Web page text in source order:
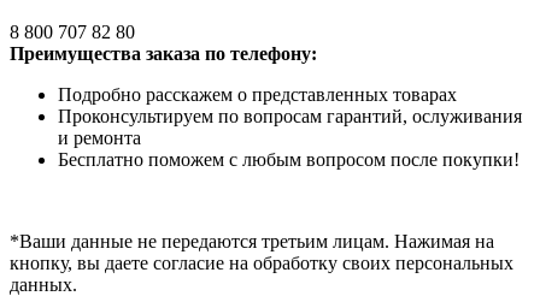
8 800 707 82 80
Преимущества заказа по телефону:
Подробно расскажем о представленных товарах
Проконсультируем по вопросам гарантий, ослуживания
и ремонта
Бесплатно поможем с любым вопросом после покупки!
*Ваши данные не передаются третьим лицам. Нажимая на
кнопку, вы даете согласие на обработку своих персональных
данных.